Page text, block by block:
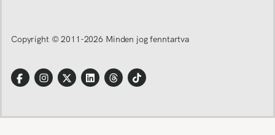
Copyright © 2011-2026 Minden jog fenntartva